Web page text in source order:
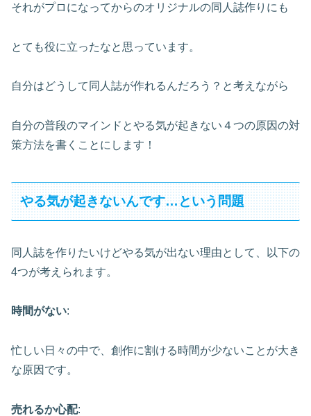
それがプロになってからのオリジナルの同人誌作りにも
とても役に立ったなと思っています。
自分はどうして同人誌が作れるんだろう？と考えながら
自分の普段のマインドとやる気が起きない４つの原因の対
策方法を書くことにします！
やる気が起きないんです…という問題
同人誌を作りたいけどやる気が出ない理由として、以下の
4つが考えられます。
時間がない:
忙しい日々の中で、創作に割ける時間が少ないことが大き
な原因です。
売れるか心配: